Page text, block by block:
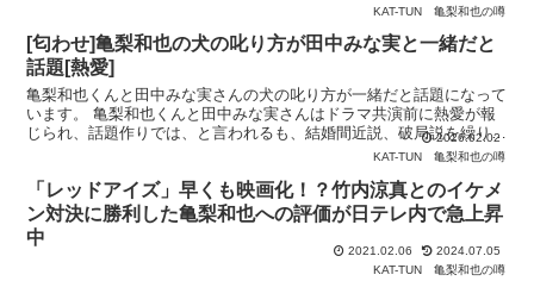
KAT-TUN
亀梨和也の噂
[匂わせ]亀梨和也の犬の叱り方が田中みな実と一緒だと
話題[熱愛]
亀梨和也くんと田中みな実さんの犬の叱り方が一緒だと話題になって
います。 亀梨和也くんと田中みな実さんはドラマ共演前に熱愛が報
じられ、話題作りでは、と言われるも、結婚間近説、破局説を繰り返
し、本当の関係は一体・・？となっていました。 今回の「
2026.02.02
KAT-TUN
亀梨和也の噂
「レッドアイズ」早くも映画化！？竹内涼真とのイケメ
ン対決に勝利した亀梨和也への評価が日テレ内で急上昇
中
2021.02.06
2024.07.05
KAT-TUN
亀梨和也の噂